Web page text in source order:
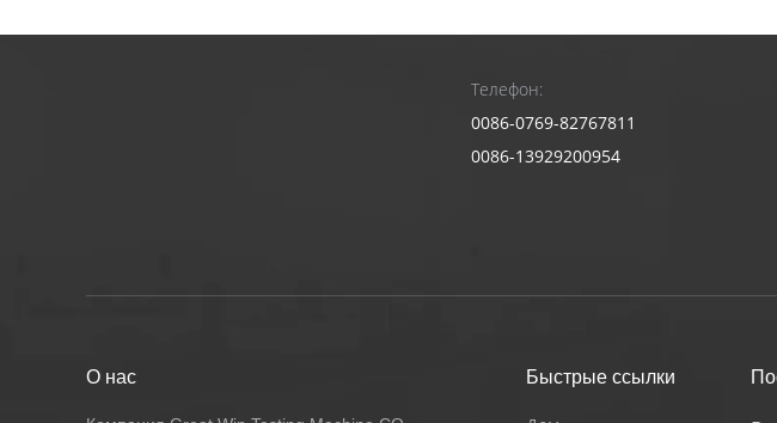
Телефон:
0086-0769-82767811
0086-13929200954
О нас Быстрые ссылки